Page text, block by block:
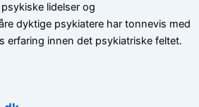
lidelser og
dyktige psykiatere har tonnevis med
erfaring innen det psykiatriske feltet.